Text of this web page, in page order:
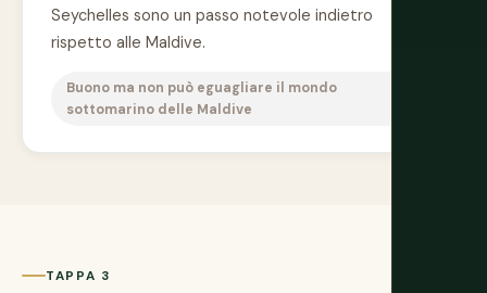
Seychelles sono un passo notevole indietro
rispetto alle Maldive.
Buono ma non può eguagliare il mondo
sottomarino delle Maldive
TAPPA 3